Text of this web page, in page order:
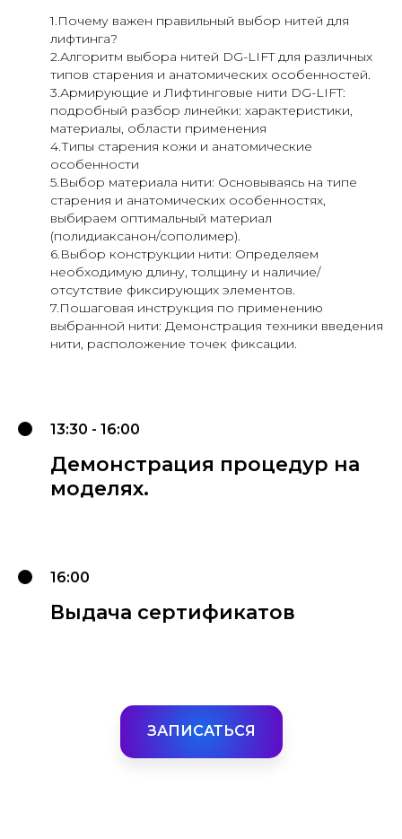
1.Почему важен правильный выбор нитей для
лифтинга?
2.Алгоритм выбора нитей DG-LIFT для различных
типов старения и анатомических особенностей.
3.Армирующие и Лифтинговые нити DG-LIFT:
подробный разбор линейки: характеристики,
материалы, области применения
4.Типы старения кожи и анатомические
особенности
5.Выбор материала нити: Основываясь на типе
старения и анатомических особенностях,
выбираем оптимальный материал
(полидиаксанон/сополимер).
6.Выбор конструкции нити: Определяем
необходимую длину, толщину и наличие/
отсутствие фиксирующих элементов.
7.Пошаговая инструкция по применению
выбранной нити: Демонстрация техники введения
нити, расположение точек фиксации.
13:30 - 16:00
Демонстрация процедур на
моделях.
16:00
Выдача сертификатов
ЗАПИСАТЬСЯ